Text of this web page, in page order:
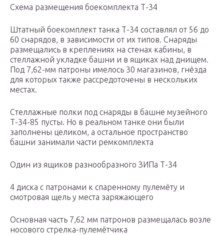
Схема размещения боекомплекта Т-34
Штатный боекомплект танка Т-34 составлял от 56 до
60 снарядов, в зависимости от их типов. Снаряды
размещались в креплениях на стенах кабины, в
стеллажной укладке башни и в ящиках над днищем.
Под 7,62-мм патроны имелось 30 магазинов, гнёзда
для которых также рассредоточены в нескольких
местах.
Стеллажные полки под снаряды в башне музейного
Т-34-85 пусты. Но в реальном танке они были
заполнены целиком, а остальное пространство
башни занимали части ремкомплекта
Один из ящиков разнообразного ЗИПа Т-34
4 диска с патронами к спаренному пулемёту и
смотровая щель у места заряжающего
Основная часть 7,62 мм патронов размещалась возле
носового стрелка-пулемётчика